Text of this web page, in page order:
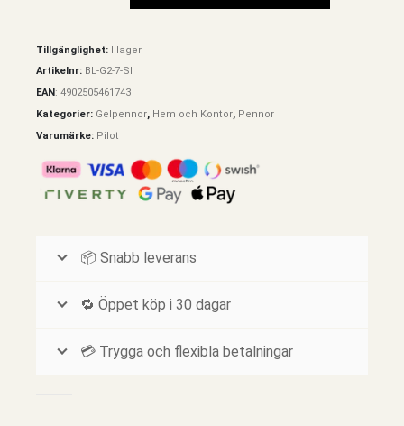
Tillgänglighet: I lager
Artikelnr: BL-G2-7-SI
EAN : 4902505461743
Kategorier: Gelpennor, Hem och Kontor, Pennor
Varumärke: Pilot
📦 Snabb leverans
🔁 Öppet köp i 30 dagar
💳 Trygga och flexibla betalningar